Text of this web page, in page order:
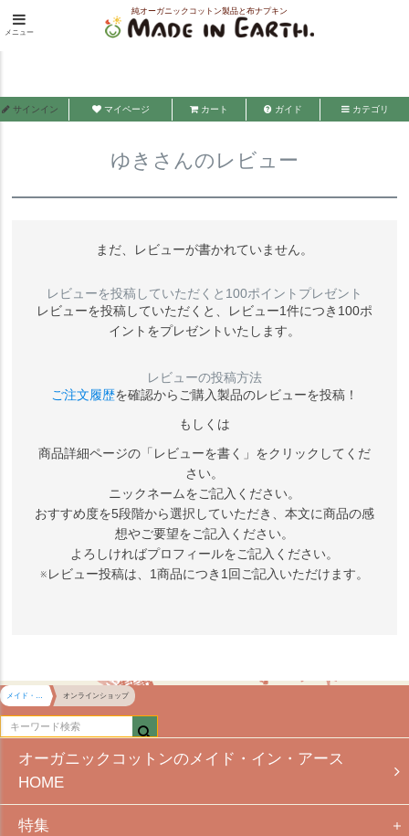
純オーガニックコットン製品と布ナプキン
メイド・イン・アース
メニュー
HOME ゆきさんのレビュー
サインイン マイページ カート ガイド カテゴリ
ゆきさんのレビュー
まだ、レビューが書かれていません。
レビューを投稿していただくと100ポイントプレゼント
レビューを投稿していただくと、レビュー1件につき100ポ
イントをプレゼントいたします。
レビューの投稿方法
ご注文履歴を確認からご購入製品のレビューを投稿！
もしくは
商品詳細ページの「レビューを書く」をクリックしてくだ
さい。
ニックネームをご記入ください。
おすすめ度を5段階から選択していただき、本文に商品の感
想やご要望をご記入ください。
よろしければプロフィールをご記入ください。
※レビュー投稿は、1商品につき1回ご記入いただけます。
メイド・イン・アース HOME オンラインショップ
オーガニックコットンのメイド・イン・アース
HOME
特集